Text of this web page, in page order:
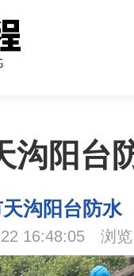
沟阳台
沟阳台防水
16:48:05 浏览